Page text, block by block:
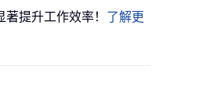
提升工作效率！ 了解更